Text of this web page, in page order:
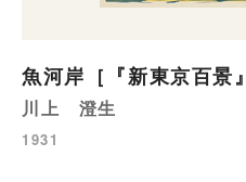
魚河岸［『新東京百景
川上 澄生
1931